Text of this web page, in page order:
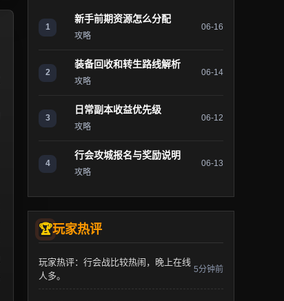
1
新手前期资源怎么分配
攻略
06-16
2
装备回收和转生路线解析
攻略
06-14
3
日常副本收益优先级
攻略
06-12
4
行会攻城报名与奖励说明
攻略
06-13
玩家热评
玩家热评：行会战比较热闹，晚上在线
人多。
5分钟前